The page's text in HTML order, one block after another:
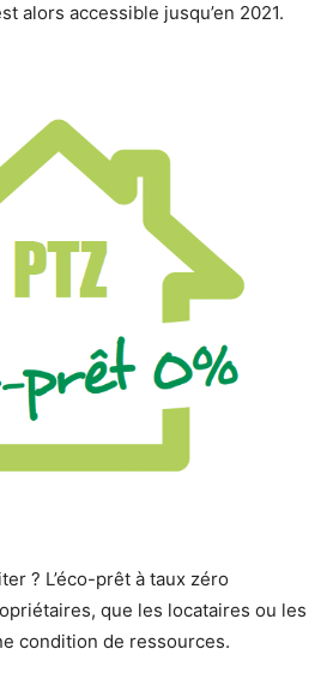
alors accessible jusqu’en 2021.
? L’éco-prêt à taux zéro
que les locataires ou les
condition de ressources.